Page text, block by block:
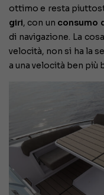
ottimo e resta
giri, con un consumo
di navigazione. La
velocità, non si ha la
a una velocità ben più